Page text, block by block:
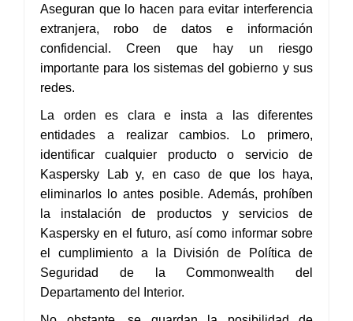
Aseguran que lo hacen para evitar interferencia
extranjera, robo de datos e información
confidencial. Creen que hay un riesgo
importante para los sistemas del gobierno y sus
redes.
La orden es clara e insta a las diferentes
entidades a realizar cambios. Lo primero,
identificar cualquier producto o servicio de
Kaspersky Lab y, en caso de que los haya,
eliminarlos lo antes posible. Además, prohíben
la instalación de productos y servicios de
Kaspersky en el futuro, así como informar sobre
el cumplimiento a la División de Política de
Seguridad de la Commonwealth del
Departamento del Interior.